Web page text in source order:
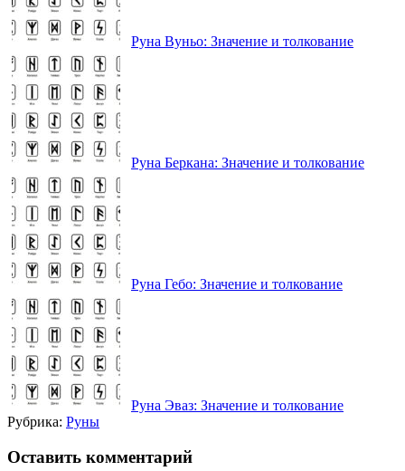
Руна Вуньо: Значение и толкование
Руна Беркана: Значение и толкование
Руна Гебо: Значение и толкование
Руна Эваз: Значение и толкование
Рубрика: Руны
Оставить комментарий